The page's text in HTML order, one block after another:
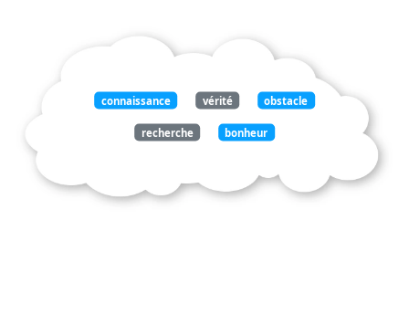
connaissance vérité obstacle
recherche bonheur